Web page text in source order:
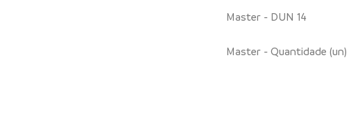
Master - DUN 14
Master - Quantidade (un)